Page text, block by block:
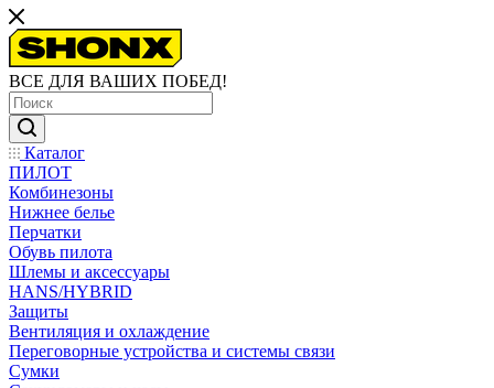
ВСЕ ДЛЯ ВАШИХ ПОБЕД!
Каталог
ПИЛОТ
Комбинезоны
Нижнее белье
Перчатки
Обувь пилота
Шлемы и аксессуары
HANS/HYBRID
Защиты
Вентиляция и охлаждение
Переговорные устройства и системы связи
Сумки